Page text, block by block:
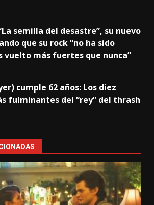
semilla del desastre”, su nuevo
que su rock “no ha sido
vuelto más fuertes que nunca”
cumple 62 años: Los diez
fulminantes del “rey” del thrash